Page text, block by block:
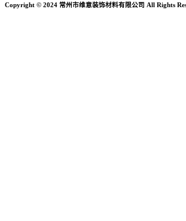
Copyright © 2024 常州市维意装饰材料有限公司 All Rights